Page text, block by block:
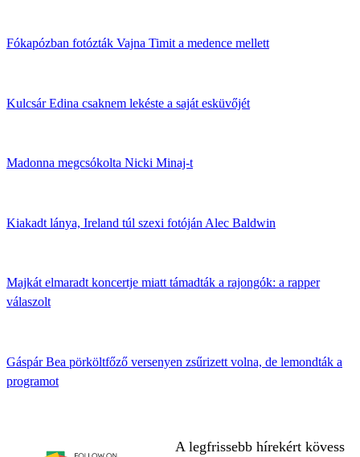
Fókapózban fotózták Vajna Timit a medence mellett
Kulcsár Edina csaknem lekéste a saját esküvőjét
Madonna megcsókolta Nicki Minaj-t
Kiakadt lánya, Ireland túl szexi fotóján Alec Baldwin
Majkát elmaradt koncertje miatt támadták a rajongók: a rapper
válaszolt
Gáspár Bea pörköltfőző versenyen zsűrizett volna, de lemondták a
programot
A legfrissebb hírekért kövess